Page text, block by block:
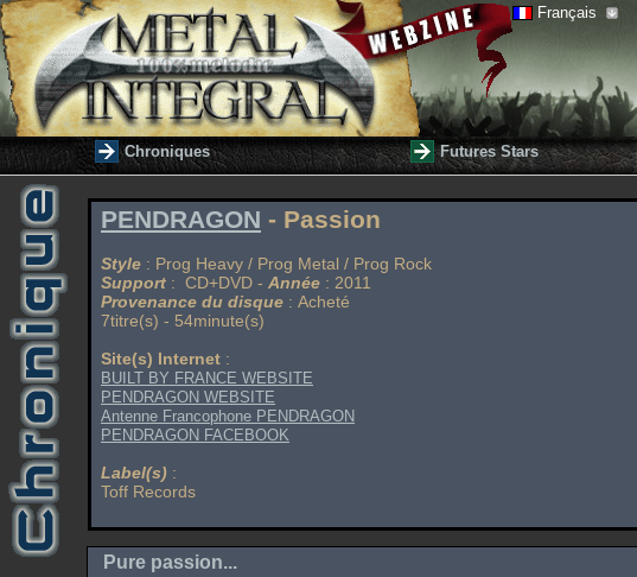
Français
Chroniques Futures Stars
PENDRAGON - Passion
Style : Prog Heavy / Prog Metal / Prog Rock
Support : CD+DVD - Année : 2011
Provenance du disque : Acheté
7titre(s) - 54minute(s)
Site(s) Internet :
BUILT BY FRANCE WEBSITE
PENDRAGON WEBSITE
Antenne Francophone PENDRAGON
PENDRAGON FACEBOOK
Label(s) :
Toff Records
Pure passion...